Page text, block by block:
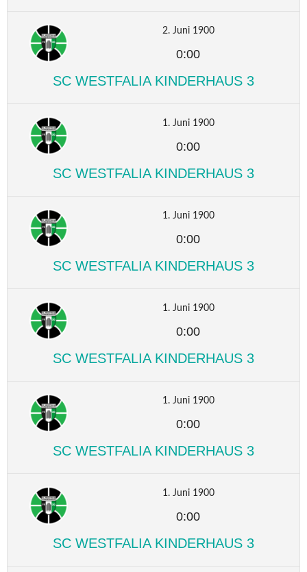
2. Juni 1900
0:00
SC WESTFALIA KINDERHAUS 3
1. Juni 1900
0:00
SC WESTFALIA KINDERHAUS 3
1. Juni 1900
0:00
SC WESTFALIA KINDERHAUS 3
1. Juni 1900
0:00
SC WESTFALIA KINDERHAUS 3
1. Juni 1900
0:00
SC WESTFALIA KINDERHAUS 3
1. Juni 1900
0:00
SC WESTFALIA KINDERHAUS 3